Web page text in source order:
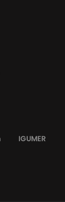
IGUMER